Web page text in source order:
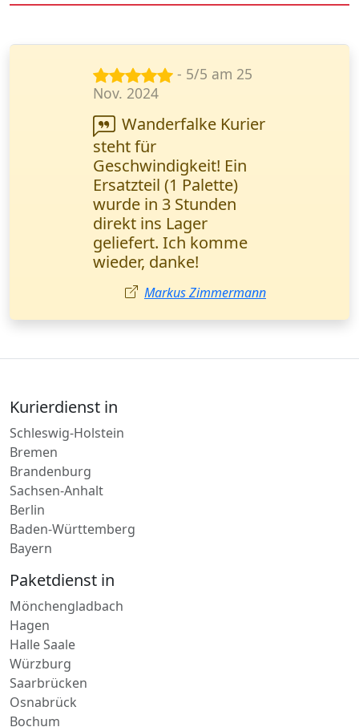
- 5/5 am 8
März 2024
Wir arbeiten seit
einem Jahr zusammen.
Keine Beanstandungen
nur positive
Erfahrungen. Danke
für den hochwertigen
Service! Viktor Novak,
Geschäftsführer
(Nürnberg).
Kurierdienst in
Schleswig-Holstein
Bremen
Brandenburg
Sachsen-Anhalt
Berlin
Baden-Württemberg
Paketdienst in
Mönchengladbach
Hagen
Halle Saale
Würzburg
Saarbrücken
Osnabrück